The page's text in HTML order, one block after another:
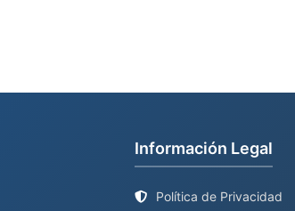
Información Legal
Política de Privacidad